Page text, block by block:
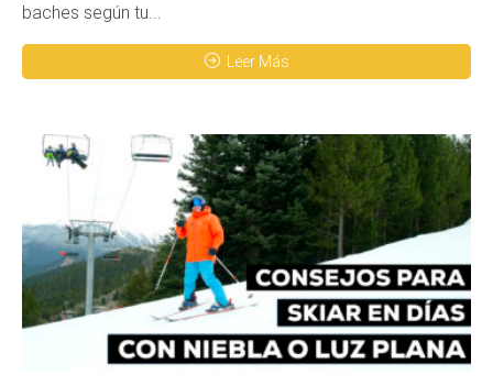
baches según tu...
Leer Más